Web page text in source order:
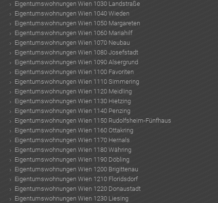
Eigentumswohnungen Wien 1030 Landstraße
Eigentumswohnungen Wien 1040 Wieden
Eigentumswohnungen Wien 1050 Margareten
Eigentumswohnungen Wien 1060 Mariahilf
Eigentumswohnungen Wien 1070 Neubau
Eigentumswohnungen Wien 1080 Josefstadt
Eigentumswohnungen Wien 1090 Alsergrund
Eigentumswohnungen Wien 1100 Favoriten
Eigentumswohnungen Wien 1110 Simmering
Eigentumswohnungen Wien 1120 Meidling
Eigentumswohnungen Wien 1130 Hietzing
Eigentumswohnungen Wien 1140 Penzing
Eigentumswohnungen Wien 1150 Rudolfsheim-Fünfhaus
Eigentumswohnungen Wien 1160 Ottakring
Eigentumswohnungen Wien 1170 Hernals
Eigentumswohnungen Wien 1180 Währing
Eigentumswohnungen Wien 1190 Döbling
Eigentumswohnungen Wien 1200 Brigittenau
Eigentumswohnungen Wien 1210 Floridsdorf
Eigentumswohnungen Wien 1220 Donaustadt
Eigentumswohnungen Wien 1230 Liesing